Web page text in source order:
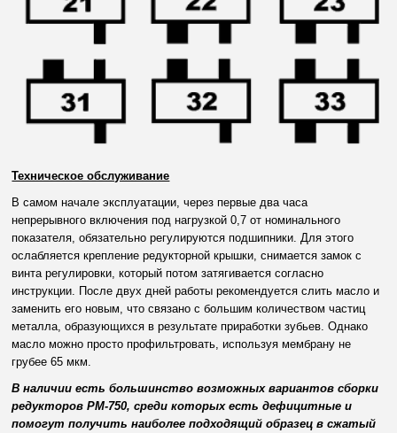
Техническое обслуживание
В самом начале эксплуатации, через первые два часа
непрерывного включения под нагрузкой 0,7 от номинального
показателя, обязательно регулируются подшипники. Для этого
ослабляется крепление редукторной крышки, снимается замок с
винта регулировки, который потом затягивается согласно
инструкции. После двух дней работы рекомендуется слить масло и
заменить его новым, что связано с большим количеством частиц
металла, образующихся в результате приработки зубьев. Однако
масло можно просто профильтровать, используя мембрану не
грубее 65 мкм.
В наличии есть большинство возможных вариантов сборки
редукторов РМ-750, среди которых есть дефицитные и
помогут получить наиболее подходящий образец в сжатый